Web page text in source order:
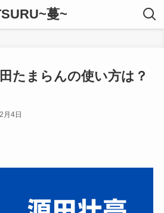
蔓~
たまらんの使い方は？
月4日